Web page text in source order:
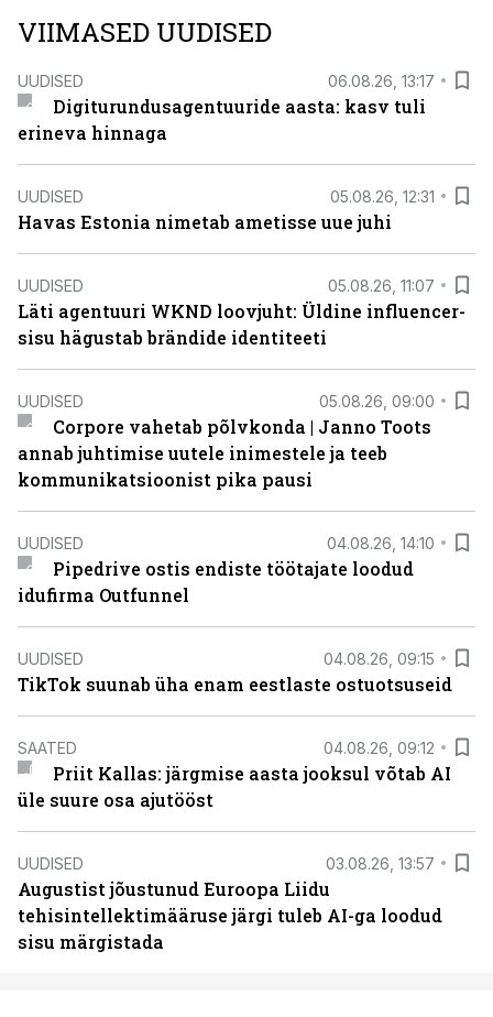
VIIMASED UUDISED
UUDISED 06.08.26, 13:17
Digiturundusagentuuride aasta: kasv tuli
erineva hinnaga
UUDISED 05.08.26, 12:31
Havas Estonia nimetab ametisse uue juhi
UUDISED 05.08.26, 11:07
Läti agentuuri WKND loovjuht: Üldine influencer-
sisu hägustab brändide identiteeti
UUDISED 05.08.26, 09:00
Corpore vahetab põlvkonda | Janno Toots
annab juhtimise uutele inimestele ja teeb
kommunikatsioonist pika pausi
UUDISED 04.08.26, 14:10
Pipedrive ostis endiste töötajate loodud
idufirma Outfunnel
UUDISED 04.08.26, 09:15
TikTok suunab üha enam eestlaste ostuotsuseid
SAATED 04.08.26, 09:12
Priit Kallas: järgmise aasta jooksul võtab AI
üle suure osa ajutööst
UUDISED 03.08.26, 13:57
Augustist jõustunud Euroopa Liidu
tehisintellektimääruse järgi tuleb AI-ga loodud
sisu märgistada